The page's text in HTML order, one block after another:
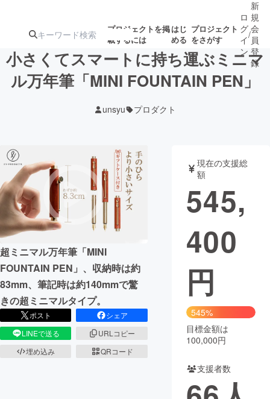
プロジェクトを掲
載するには
はじ
める
プロジェクト
をさがす
注目の新着プロ
ジェクト
ロジェクト
アート・写真 音楽
テクノロジー・ガジェット ゲーム・サ
映像・映画
ビジネス・起業
まちづくり・地域活性化
CAMPFIRE for Social Good
CAMPFIRE Creation
CAMPFIREふるさと納税
コミュニティ
ロ
グ
イ
ン
/
新
規
会
員
登
録
小さくてスマートに持ち運ぶミニマ
ル万年筆「MINI FOUNTAIN PEN」
unsyu プロダクト
超ミニマル万年筆「MINI
FOUNTAIN PEN」、収納時は約
83mm、筆記時は約140mmで驚
きの超ミニマルタイプ。
ポスト
シェア
LINEで送る
URLコピー
埋め込み
QRコード
現在の支援総
額
545,
400
円
545%
目標金額は
100,000円
支援者数